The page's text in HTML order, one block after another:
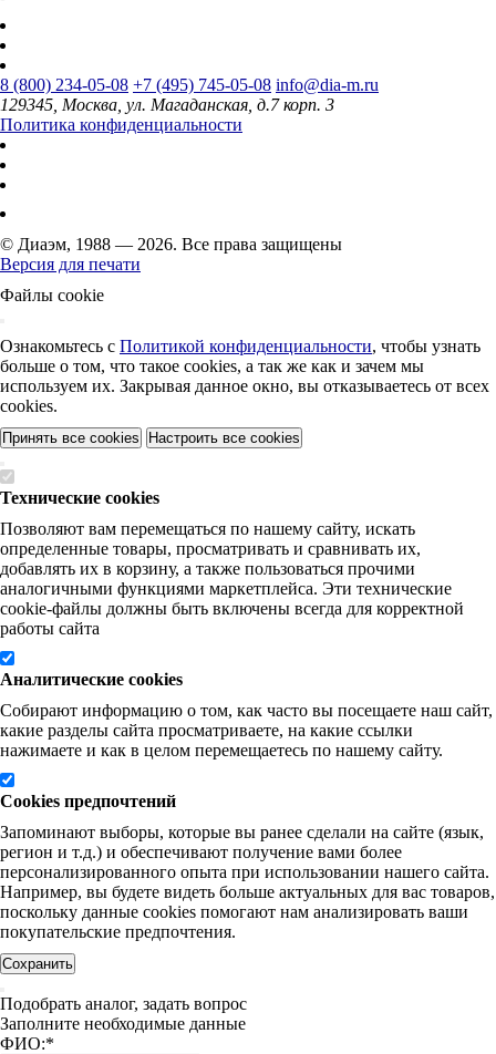
8 (800) 234-05-08 +7 (495) 745-05-08 info@dia-m.ru
129345, Москва, ул. Магаданская, д.7 корп. 3
Политика конфиденциальности
© Диаэм, 1988 — 2026. Все права защищены
Версия для печати
Файлы cookie
Ознакомьтесь с Политикой конфиденциальности, чтобы узнать
больше о том, что такое cookies, а так же как и зачем мы
используем их. Закрывая данное окно, вы отказываетесь от всех
cookies.
Принять все cookies Настроить все cookies
Технические cookies
Позволяют вам перемещаться по нашему сайту, искать
определенные товары, просматривать и сравнивать их,
добавлять их в корзину, а также пользоваться прочими
аналогичными функциями маркетплейса. Эти технические
cookie-файлы должны быть включены всегда для корректной
работы сайта
Аналитические cookies
Собирают информацию о том, как часто вы посещаете наш сайт,
какие разделы сайта просматриваете, на какие ссылки
нажимаете и как в целом перемещаетесь по нашему сайту.
Cookies предпочтений
Запоминают выборы, которые вы ранее сделали на сайте (язык,
регион и т.д.) и обеспечивают получение вами более
персонализированного опыта при использовании нашего сайта.
Например, вы будете видеть больше актуальных для вас товаров,
поскольку данные cookies помогают нам анализировать ваши
покупательские предпочтения.
Сохранить
Подобрать аналог, задать вопрос
Заполните необходимые данные
ФИО:*